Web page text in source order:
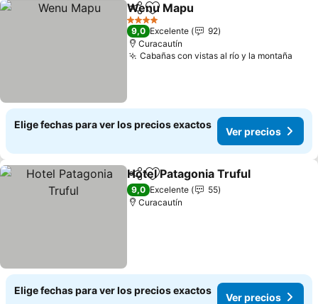
CompartirAgregar a favoritos
Wenu Mapu
4 Estrellas
9,0 Excelente
92
Curacautín
Cabañas con vistas al río y la montaña
Elige fechas para ver los precios exactos
Ver precios
CompartirAgregar a favoritos
Hotel Patagonia Truful
9,0 Excelente
55
Curacautín
Elige fechas para ver los precios exactos
Ver precios